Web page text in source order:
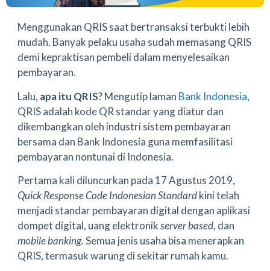
Menggunakan QRIS saat bertransaksi terbukti lebih
mudah. Banyak pelaku usaha sudah memasang QRIS
demi kepraktisan pembeli dalam menyelesaikan
pembayaran.
Lalu, apa itu QRIS? Mengutip laman Bank Indonesia,
QRIS adalah kode QR standar yang diatur dan
dikembangkan oleh industri sistem pembayaran
bersama dan Bank Indonesia guna memfasilitasi
pembayaran nontunai di Indonesia.
Pertama kali diluncurkan pada 17 Agustus 2019,
Quick Response Code Indonesian Standardkini telah
menjadi standar pembayaran digital dengan aplikasi
dompet digital, uang elektronikserver based, dan
mobile banking.Semua jenis usaha bisa menerapkan
QRIS, termasuk warung di sekitar rumah kamu.
INSTAL SEKARANG